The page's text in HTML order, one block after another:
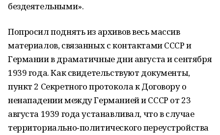
бездеятельными».
Попросил поднять из архивов весь массив
материалов, связанных с контактами СССР и
Германии в драматичные дни августа и сентября
1939 года. Как свидетельствуют документы,
пункт 2 Секретного протокола к Договору о
ненападении между Германией и СССР от 23
августа 1939 года устанавливал, что в случае
территориально‑политического переустройства